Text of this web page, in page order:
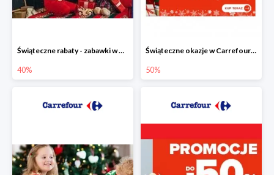
Świąteczne rabaty - zabawki w Carrefour do -40%
40%
Świąteczne okazje w Carrefour do -50%
50%